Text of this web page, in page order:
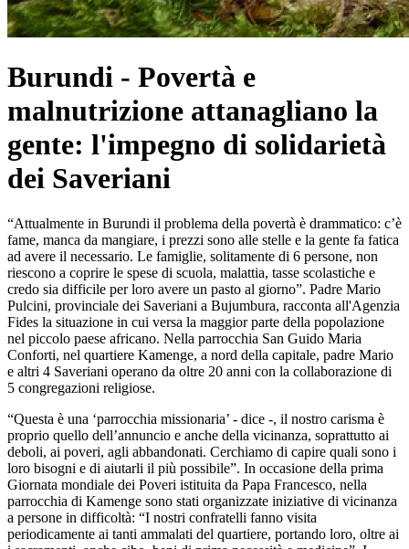
Burundi - Povertà e
malnutrizione attanagliano la
gente: l'impegno di solidarietà
dei Saveriani
“Attualmente in Burundi il problema della povertà è drammatico: c’è
fame, manca da mangiare, i prezzi sono alle stelle e la gente fa fatica
ad avere il necessario. Le famiglie, solitamente di 6 persone, non
riescono a coprire le spese di scuola, malattia, tasse scolastiche e
credo sia difficile per loro avere un pasto al giorno”. Padre Mario
Pulcini, provinciale dei Saveriani a Bujumbura, racconta all'Agenzia
Fides la situazione in cui versa la maggior parte della popolazione
nel piccolo paese africano. Nella parrocchia San Guido Maria
Conforti, nel quartiere Kamenge, a nord della capitale, padre Mario
e altri 4 Saveriani operano da oltre 20 anni con la collaborazione di
5 congregazioni religiose.
“Questa è una ‘parrocchia missionaria’ - dice -, il nostro carisma è
proprio quello dell’annuncio e anche della vicinanza, soprattutto ai
deboli, ai poveri, agli abbandonati. Cerchiamo di capire quali sono i
loro bisogni e di aiutarli il più possibile”. In occasione della prima
Giornata mondiale dei Poveri istituita da Papa Francesco, nella
parrocchia di Kamenge sono stati organizzate iniziative di vicinanza
a persone in difficoltà: “I nostri confratelli fanno visita
periodicamente ai tanti ammalati del quartiere, portando loro, oltre ai